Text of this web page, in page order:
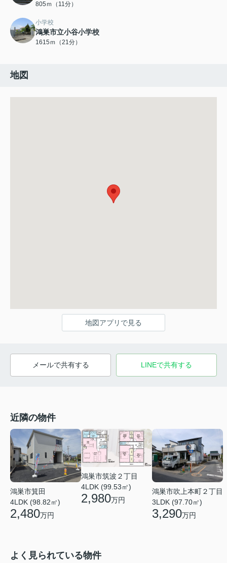
805ｍ（11分）
小学校
鴻巣市立小谷小学校
1615ｍ（21分）
地図
地図アプリで見る
メールで共有する LINEで共有する
近隣の物件
鴻巣市箕田
4LDK (98.82㎡)
2,480万円
鴻巣市筑波２丁目
4LDK (99.53㎡)
2,980万円
鴻巣市吹上本町２丁目
3LDK (97.70㎡)
3,290万円
よく見られている物件